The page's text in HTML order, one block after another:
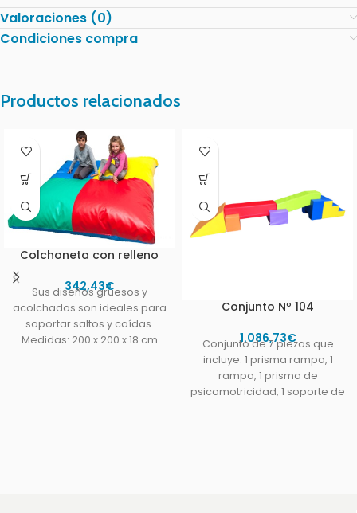
Valoraciones (0)
Condiciones compra
Productos relacionados
Colchoneta con relleno
342,43€
Sus diseños gruesos y
acolchados son ideales para
soportar saltos y caídas.
Medidas: 200 x 200 x 18 cm
Conjunto Nº 104
1.086,73€
Conjunto de 7 piezas que
incluye: 1 prisma rampa, 1
rampa, 1 prisma de
psicomotricidad, 1 soporte de